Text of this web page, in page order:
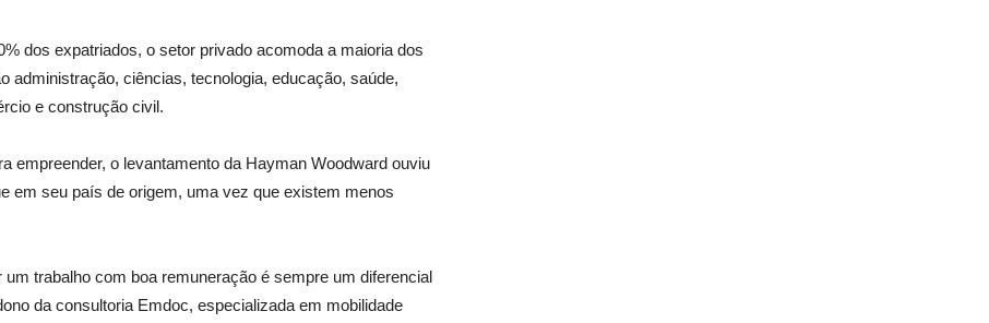
dos expatriados, o setor privado acomoda a maioria dos
administração, ciências, tecnologia, educação, saúde,
e construção civil.
empreender, o levantamento da Hayman Woodward ouviu
em seu país de origem, uma vez que existem menos
trabalho com boa remuneração é sempre um diferencial
da consultoria Emdoc, especializada em mobilidade